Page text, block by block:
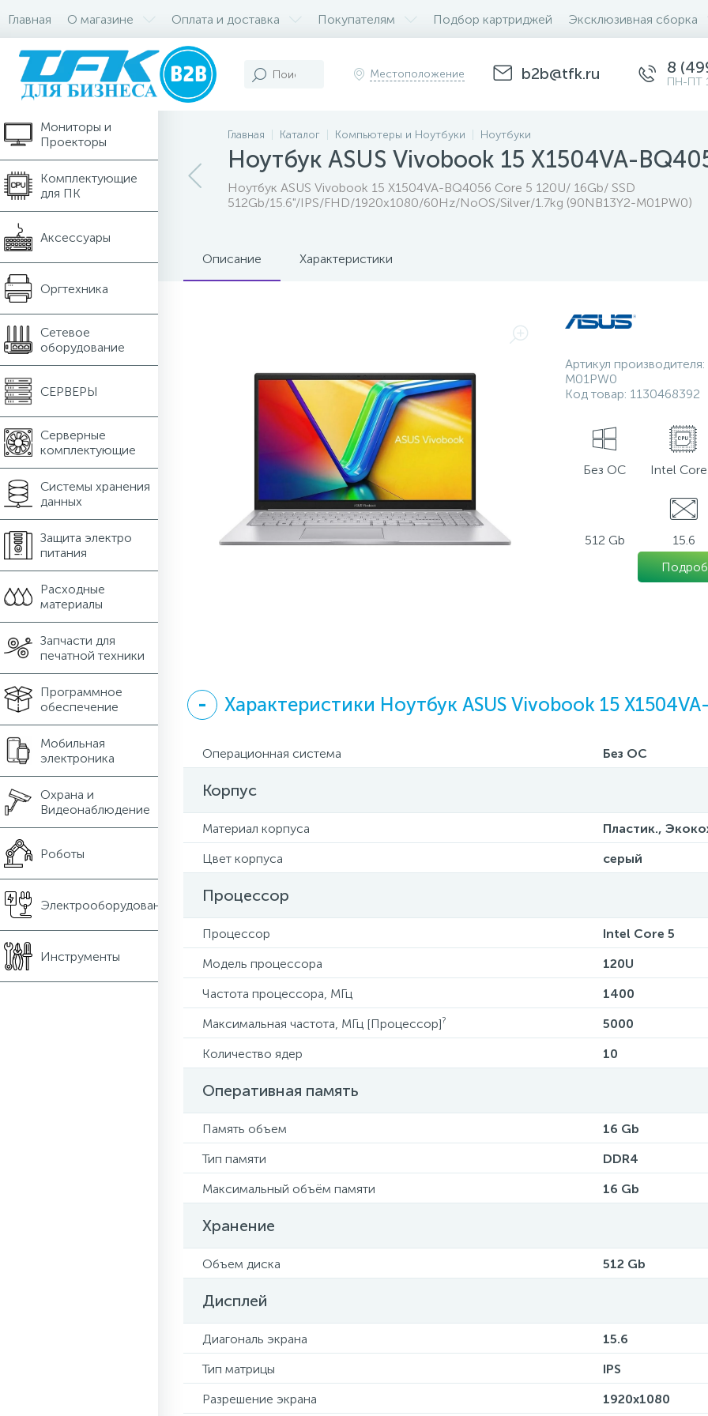
Главная О магазине Оплата и доставка Покупателям Подбор картриджей Эксклюзивная сборка
Местоположение b2b@tfk.ru 8
ПН-ПТ
Компьютеры и
Ноутбуки
Мониторы и
Проекторы
Комплектующие
для ПК
Аксессуары
Оргтехника
Сетевое
оборудование
СЕРВЕРЫ
Серверные
комплектующие
Системы хранения
данных
Защита электро
питания
Расходные
материалы
Запчасти для
печатной техники
Программное
обеспечение
Мобильная
электроника
Охрана и
Видеонаблюдение
Роботы
Электрооборудование
Инструменты
Главная Каталог Компьютеры и Ноутбуки Ноутбуки
Ноутбук ASUS Vivobook 15 X1504VA-
Ноутбук ASUS Vivobook 15 X1504VA-BQ4056 Core 5 120U/ 16Gb/ SSD
512Gb/15.6"/IPS/FHD/1920x1080/60Hz/NoOS/Silver/1.7kg (90NB13Y2-M01PW0)
Описание Характеристики
Артикул производителя:
M01PW0
Код товар: 1130468392
Без ОС Intel
512 Gb
15.6
Характеристики Ноутбук ASUS Vivobook 15
Операционная система Без ОС
Корпус
Материал корпуса
Пластик.,
Цвет корпуса
серый
Процессор
Процессор
Intel Core 5
Модель процессора
120U
Частота процессора, МГц
1400
Максимальная частота, МГц [Процессор]?
5000
Количество ядер
10
Оперативная память
Память объем
16 Gb
Тип памяти
DDR4
Максимальный объём памяти
16 Gb
Хранение
Объем диска 512 Gb
Дисплей
Диагональ экрана
15.6
Тип матрицы
IPS
Разрешение экрана
1920x1080